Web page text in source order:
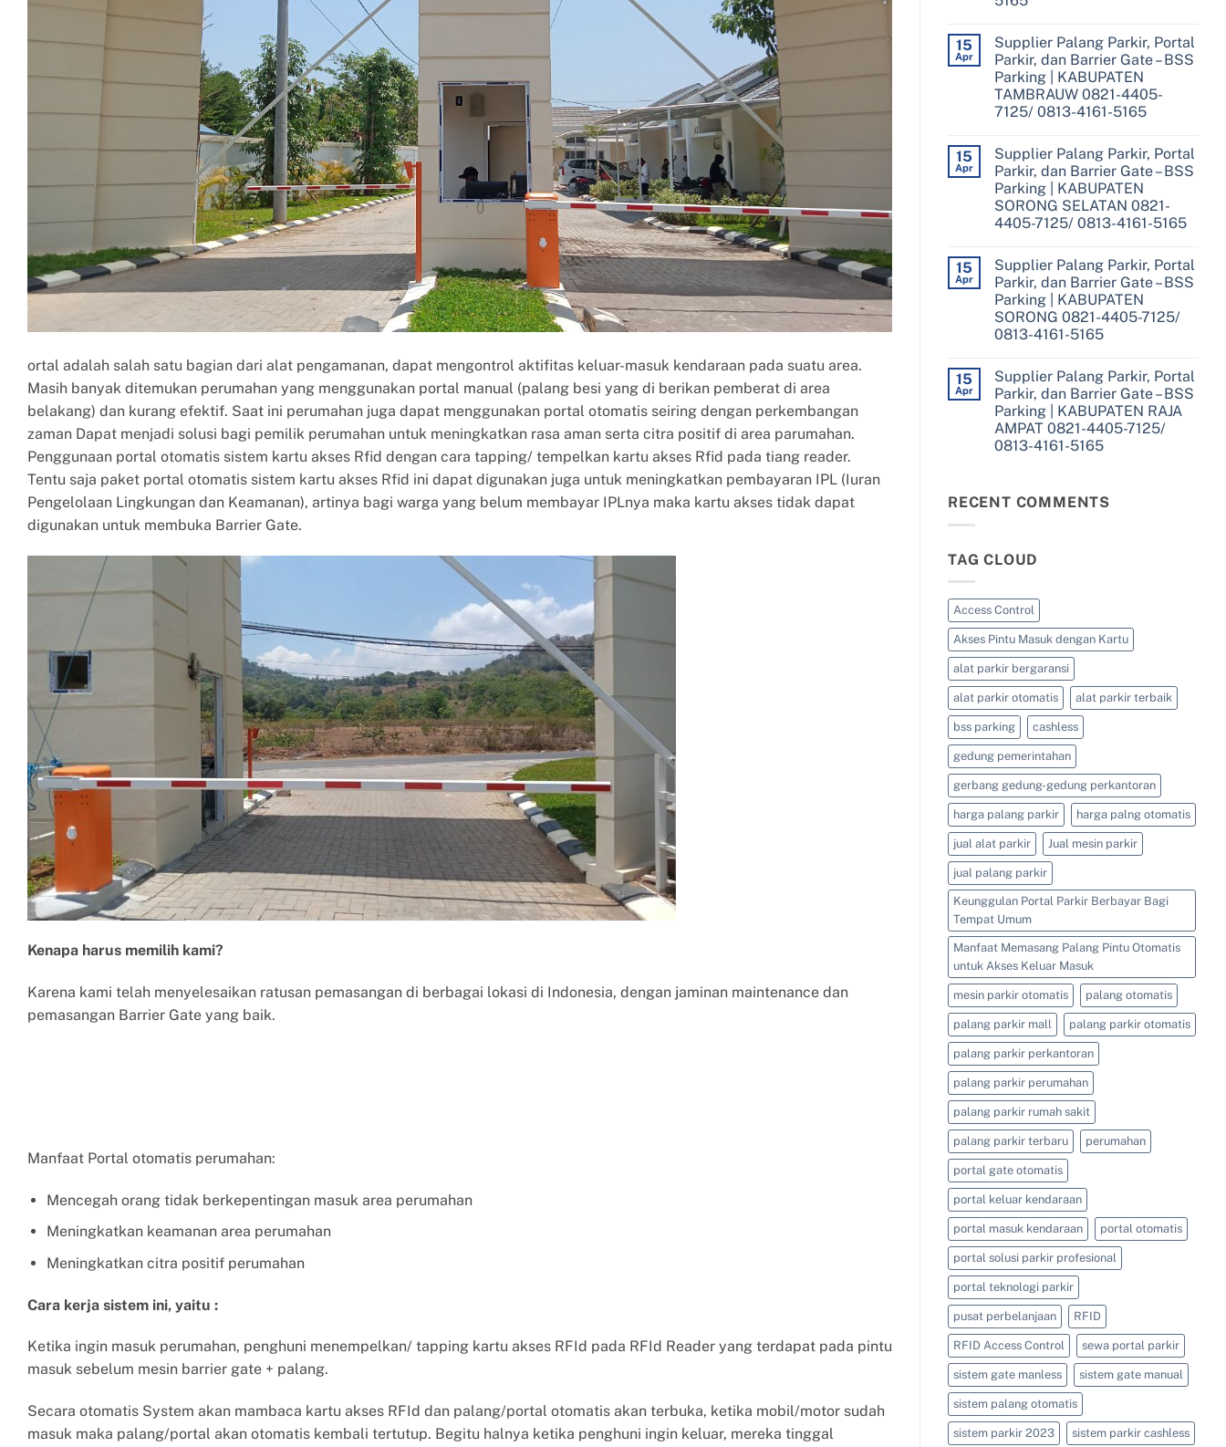
ortal adalah salah satu bagian dari alat pengamanan, dapat mengontrol aktifitas keluar-masuk kendaraan pada suatu area.
Masih banyak ditemukan perumahan yang menggunakan portal manual (palang besi yang di berikan pemberat di area
belakang) dan kurang efektif. Saat ini perumahan juga dapat menggunakan portal otomatis seiring dengan perkembangan
zaman Dapat menjadi solusi bagi pemilik perumahan untuk meningkatkan rasa aman serta citra positif di area parumahan.
Penggunaan portal otomatis sistem kartu akses Rfid dengan cara tapping/ tempelkan kartu akses Rfid pada tiang reader.
Tentu saja paket portal otomatis sistem kartu akses Rfid ini dapat digunakan juga untuk meningkatkan pembayaran IPL (Iuran
Pengelolaan Lingkungan dan Keamanan), artinya bagi warga yang belum membayar IPLnya maka kartu akses tidak dapat
digunakan untuk membuka Barrier Gate.
Kenapa harus memilih kami?
Karena kami telah menyelesaikan ratusan pemasangan di berbagai lokasi di Indonesia, dengan jaminan maintenance dan
pemasangan Barrier Gate yang baik.
Manfaat Portal otomatis perumahan:
Mencegah orang tidak berkepentingan masuk area perumahan
Meningkatkan keamanan area perumahan
Meningkatkan citra positif perumahan
Cara kerja sistem ini, yaitu :
Ketika ingin masuk perumahan, penghuni menempelkan/ tapping kartu akses RFId pada RFId Reader yang terdapat pada pintu
masuk sebelum mesin barrier gate + palang.
Secara otomatis System akan mambaca kartu akses RFId dan palang/portal otomatis akan terbuka, ketika mobil/motor sudah
masuk maka palang/portal akan otomatis kembali tertutup. Begitu halnya ketika penghuni ingin keluar, mereka tinggal
on
Supplier
Palang
Parkir,
Portal
Parkir,
dan
–
BSS
Parking
KOTA
SORONG
0821-
4405-
4161-
5165
15
Apr
Supplier Palang Parkir, Portal
Parkir, dan Barrier Gate – BSS
Parking | KABUPATEN
TAMBRAUW 0821-4405-
7125/ 0813-4161-5165
on
Supplier
Palang
Parkir,
Portal
Parkir,
dan
–
BSS
Parking
KABUPATEN
TAMBRAUW
0821-
4405-
4161-
5165
15
Apr
Supplier Palang Parkir, Portal
Parkir, dan Barrier Gate – BSS
Parking | KABUPATEN
SORONG SELATAN 0821-
4405-7125/ 0813-4161-5165
on
Supplier
Palang
Parkir,
Portal
Parkir,
dan
–
BSS
Parking
KABUPATEN
SORONG
SELATAN
0821-
4161-
15
Apr
Supplier Palang Parkir, Portal
Parkir, dan Barrier Gate – BSS
Parking | KABUPATEN
SORONG 0821-4405-7125/
0813-4161-5165
on
Supplier
Palang
Parkir,
Portal
Parkir,
dan
BSS
Parking
0821-
4405-
4161-
5165
15
Apr
Supplier Palang Parkir, Portal
Parkir, dan Barrier Gate – BSS
Parking | KABUPATEN RAJA
AMPAT 0821-4405-7125/
0813-4161-5165
Supplier
Palang
dan
BSS
Parking
|
KABUPATEN
RAJA
AMPAT
0821-
4405-
7125/
0813-
4161-
5165
RECENT COMMENTS
TAG CLOUD
Access Control
Akses Pintu Masuk dengan Kartu
alat parkir bergaransi
alat parkir otomatis alat parkir terbaik
bss parking cashless
gedung pemerintahan
gerbang gedung-gedung perkantoran
harga palang parkir harga palng otomatis
jual alat parkir Jual mesin parkir
jual palang parkir
Keunggulan Portal Parkir Berbayar Bagi
Tempat Umum
Manfaat Memasang Palang Pintu Otomatis
untuk Akses Keluar Masuk
mesin parkir otomatis palang otomatis
palang parkir mall palang parkir otomatis
palang parkir perkantoran
palang parkir perumahan
palang parkir rumah sakit
palang parkir terbaru perumahan
portal gate otomatis
portal keluar kendaraan
portal masuk kendaraan portal otomatis
portal solusi parkir profesional
portal teknologi parkir
pusat perbelanjaan RFID
RFID Access Control sewa portal parkir
sistem gate manless sistem gate manual
sistem palang otomatis
sistem parkir 2023 sistem parkir cashless